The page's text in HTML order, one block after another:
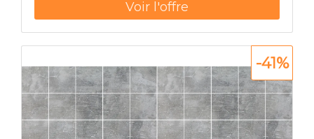
Pour le 40 x 60 cm, les stickers
-41%